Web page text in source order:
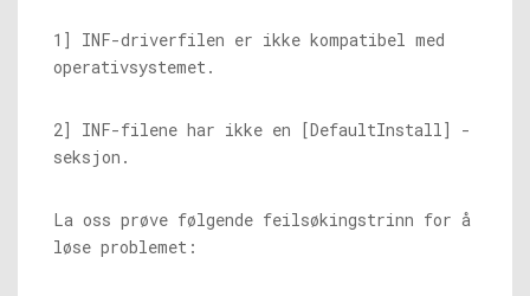
1] INF-driverfilen er ikke kompatibel med
operativsystemet.
2] INF-filene har ikke en [DefaultInstall] -
seksjon.
La oss prøve følgende feilsøkingstrinn for å
løse problemet: